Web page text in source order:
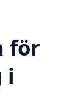
för
i